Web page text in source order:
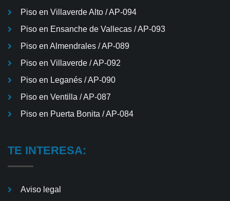
Piso en Villaverde Alto / AP-094
Piso en Ensanche de Vallecas / AP-093
Piso en Almendrales / AP-089
Piso en Villaverde / AP-092
Piso en Leganés / AP-090
Piso en Ventilla / AP-087
Piso en Puerta Bonita / AP-084
TE INTERESA:
Aviso legal